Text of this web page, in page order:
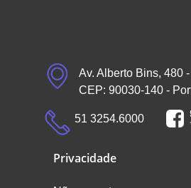
Av. Alberto Bins, 480
CEP: 90030-140 -
51 3254.6000
Privacidade